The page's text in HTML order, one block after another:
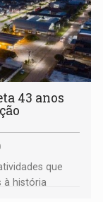
43 anos
que
à história